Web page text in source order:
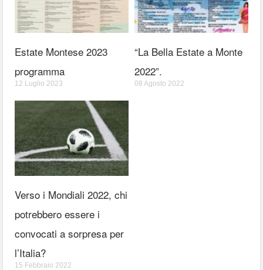
Estate Montese 2023
programma
12 Luglio 2023
“La Bella Estate a Monte
2022”.
08 Agosto 2022
Verso i Mondiali 2022, chi
potrebbero essere i
convocati a sorpresa per
l’Italia?
15 Febbraio 2022